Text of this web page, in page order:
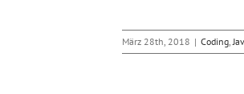
März 28th, 2018 | Coding,